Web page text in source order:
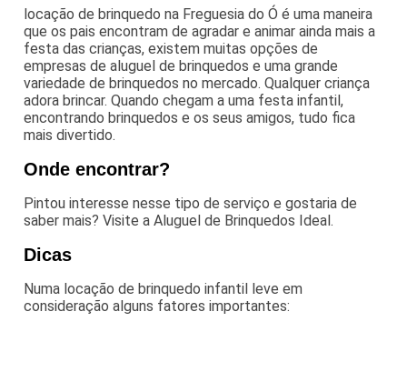
locação de brinquedo na Freguesia do Ó é uma maneira
que os pais encontram de agradar e animar ainda mais a
festa das crianças, existem muitas opções de
empresas de aluguel de brinquedos e uma grande
variedade de brinquedos no mercado. Qualquer criança
adora brincar. Quando chegam a uma festa infantil,
encontrando brinquedos e os seus amigos, tudo fica
mais divertido.
Onde encontrar?
Pintou interesse nesse tipo de serviço e gostaria de
saber mais? Visite a Aluguel de Brinquedos Ideal.
Dicas
Numa locação de brinquedo infantil leve em
consideração alguns fatores importantes: